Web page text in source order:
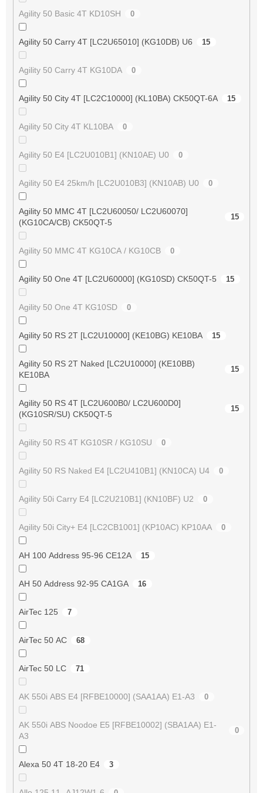
Agility 50 Basic 4T KD10SH 0
Agility 50 Carry 4T [LC2U65010] (KG10DB) U6 15
Agility 50 Carry 4T KG10DA 0
Agility 50 City 4T [LC2C10000] (KL10BA) CK50QT-6A 15
Agility 50 City 4T KL10BA 0
Agility 50 E4 [LC2U010B1] (KN10AE) U0 0
Agility 50 E4 25km/h [LC2U010B3] (KN10AB) U0 0
Agility 50 MMC 4T [LC2U60050/ LC2U60070]
(KG10CA/CB) CK50QT-5
15
Agility 50 MMC 4T KG10CA / KG10CB 0
Agility 50 One 4T [LC2U60000] (KG10SD) CK50QT-5 15
Agility 50 One 4T KG10SD 0
Agility 50 RS 2T [LC2U10000] (KE10BG) KE10BA 15
Agility 50 RS 2T Naked [LC2U10000] (KE10BB)
KE10BA
15
Agility 50 RS 4T [LC2U600B0/ LC2U600D0]
(KG10SR/SU) CK50QT-5
15
Agility 50 RS 4T KG10SR / KG10SU 0
Agility 50 RS Naked E4 [LC2U410B1] (KN10CA) U4 0
Agility 50i Carry E4 [LC2U210B1] (KN10BF) U2 0
Agility 50i City+ E4 [LC2CB1001] (KP10AC) KP10AA 0
AH 100 Address 95-96 CE12A 15
AH 50 Address 92-95 CA1GA 16
AirTec 125 7
AirTec 50 AC 68
AirTec 50 LC 71
AK 550i ABS E4 [RFBE10000] (SAA1AA) E1-A3 0
AK 550i ABS Noodoe E5 [RFBE10002] (SBA1AA) E1-
A3
0
Alexa 50 4T 18-20 E4 3